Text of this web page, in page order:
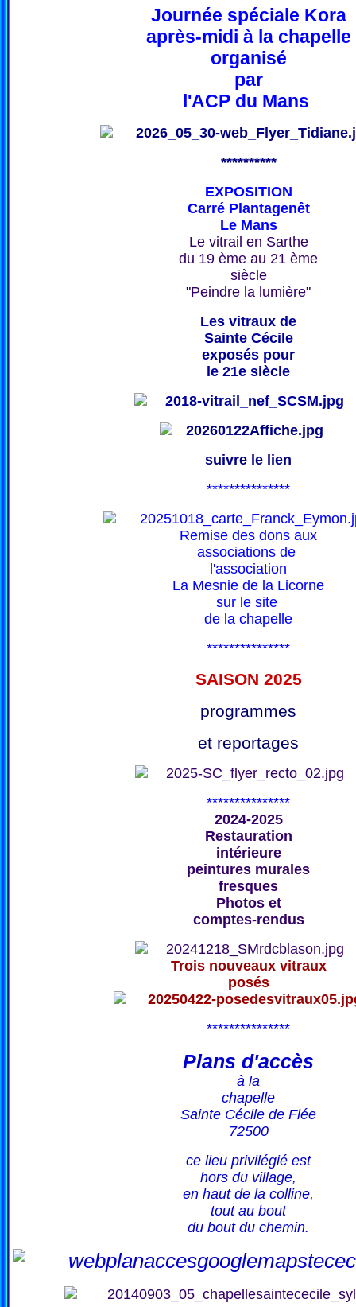
Journée spéciale Kora
après-midi à la chapelle
organisé
par
l'ACP du Mans
**********
EXPOSITION
Carré Plantagenêt
Le Mans
Le vitrail en Sarthe
du 19 ème au 21 ème
siècle
"Peindre la lumière"
Les vitraux de
Sainte Cécile
exposés pour
le 21e siècle
suivre le lien
***************
Remise des dons aux
associations de
l'association
La Mesnie de la Licorne
sur le site
de la chapelle
***************
SAISON 2025
programmes
et reportages
***************
2024-2025
Restauration
intérieure
peintures murales
fresques
Photos et
comptes-rendus
Trois nouveaux vitraux
posés
***************
Plans d'accès
à la
chapelle
Sainte Cécile de Flée
72500
ce lieu privilégié est
hors du village,
en haut de la colline,
tout au bout
du bout du chemin.